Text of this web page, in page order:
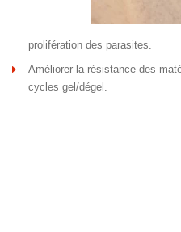
prolifération des parasites.
Améliorer la résistance des
cycles gel/dégel.